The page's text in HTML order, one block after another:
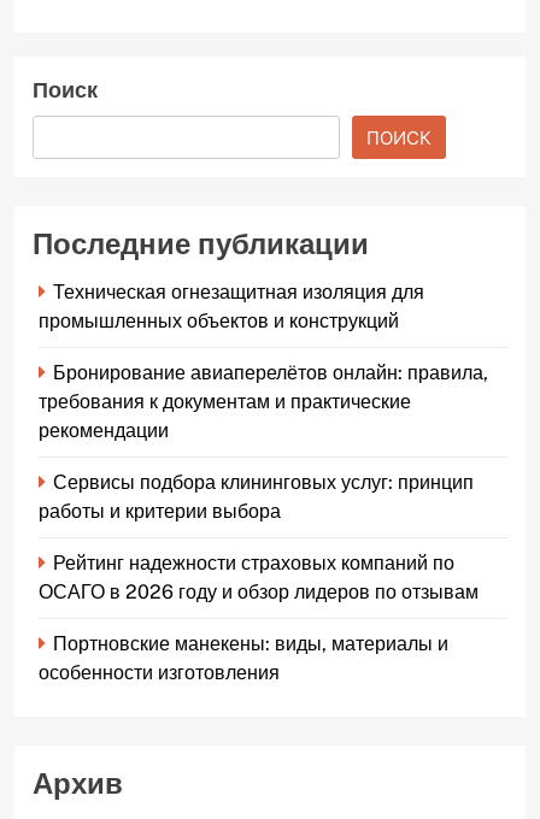
Поиск
ПОИСК
Последние публикации
Техническая огнезащитная изоляция для
промышленных объектов и конструкций
Бронирование авиаперелётов онлайн: правила,
требования к документам и практические
рекомендации
Сервисы подбора клининговых услуг: принцип
работы и критерии выбора
Рейтинг надежности страховых компаний по
ОСАГО в 2026 году и обзор лидеров по отзывам
Портновские манекены: виды, материалы и
особенности изготовления
Архив